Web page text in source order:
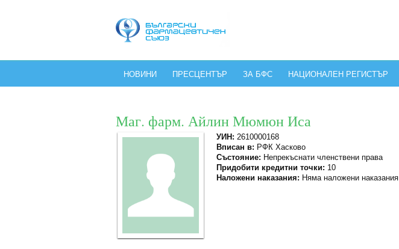
НОВИНИ ПРЕСЦЕНТЪР ЗА БФС НАЦИОНАЛЕН РЕГИСТЪР
Маг. фарм. Айлин Мюмюн Иса
УИН: 2610000168
Вписан в: РФК Хасково
Състояние: Непрекъснати членствени права
Придобити кредитни точки: 10
Наложени наказания: Няма наложени наказания